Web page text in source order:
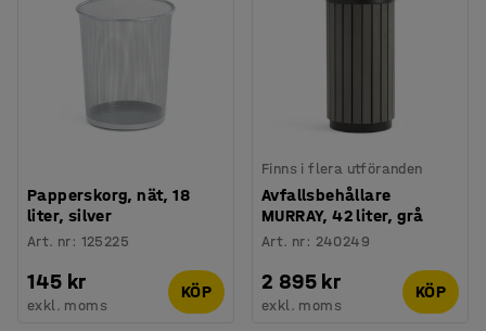
Papperskorg, nät, 18
liter, silver
Art. nr: 125225
145 kr
exkl. moms
KÖP
Finns i flera utföranden
Avfallsbehållare
MURRAY, 42 liter, grå
Art. nr: 240249
2 895 kr
exkl. moms
KÖP